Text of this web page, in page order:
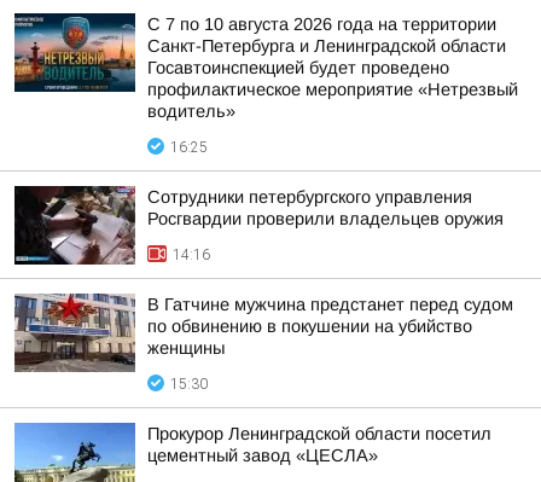
С 7 по 10 августа 2026 года на территории
Санкт-Петербурга и Ленинградской области
Госавтоинспекцией будет проведено
профилактическое мероприятие «Нетрезвый
водитель»
16:25
Сотрудники петербургского управления
Росгвардии проверили владельцев оружия
14:16
В Гатчине мужчина предстанет перед судом
по обвинению в покушении на убийство
женщины
15:30
Прокурор Ленинградской области посетил
цементный завод «ЦЕСЛА»